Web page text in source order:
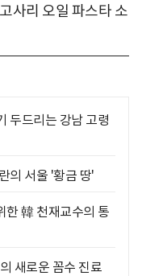
사리 오일 파스타 소
두드리는 강남 고령
의 서울 '황금 땅'
韓 천재교수의 통
새로운 꼼수 진료